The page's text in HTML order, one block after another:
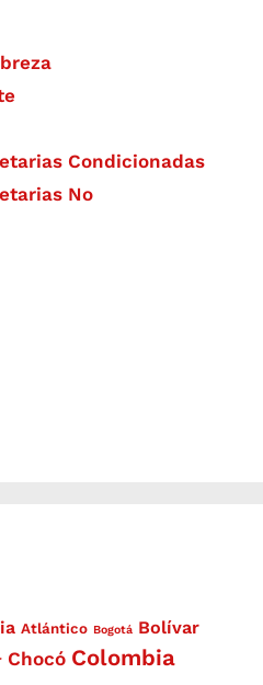
Condicionadas
No
Atlántico Bogotá Bolívar
Chocó Colombia